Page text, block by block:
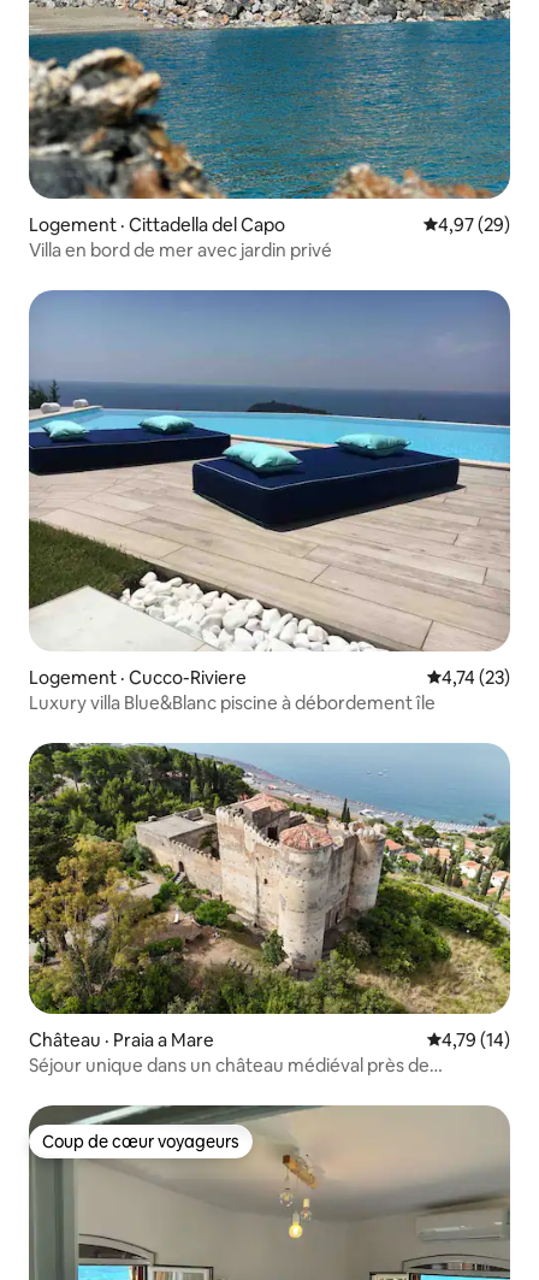
Logement · Cittadella del Capo Note
4,97 (29)
Villa en bord de mer avec jardin privé
Logement · Cucco-Riviere Note
4,74 (23)
Luxury villa Blue&Blanc piscine à débordement île
Château · Praia a Mare Note
4,79 (14)
Séjour unique dans un château médiéval près de
Coup de cœur voyageurs
Coup de cœur voyageurs